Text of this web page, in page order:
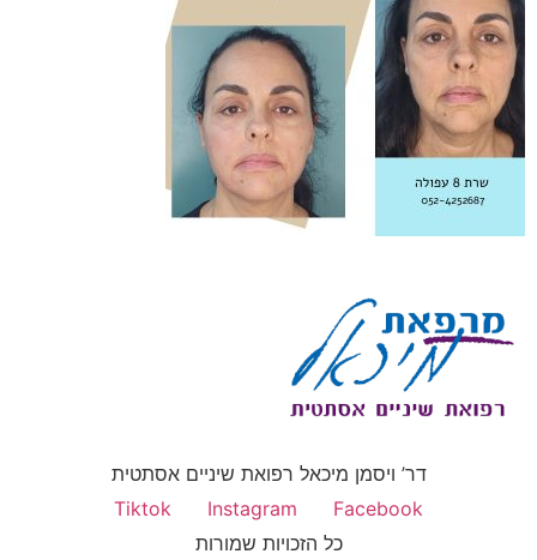
דר’ ויסמן מיכאל רפואת שיניים אסתטית
Facebook
Instagram
Tiktok
כל הזכויות שמורות